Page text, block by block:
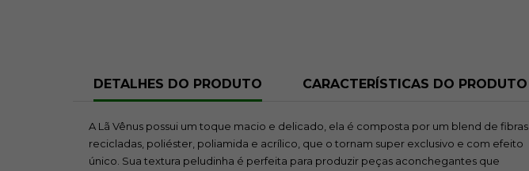
DETALHES DO PRODUTO CARACTERÍSTICAS DO PRODUTO
A Lã Vênus possui um toque macio e delicado, ela é composta por um blend de fibras
recicladas, poliéster, poliamida e acrílico, que o tornam super exclusivo e com efeito
único. Sua textura peludinha é perfeita para produzir peças aconchegantes que